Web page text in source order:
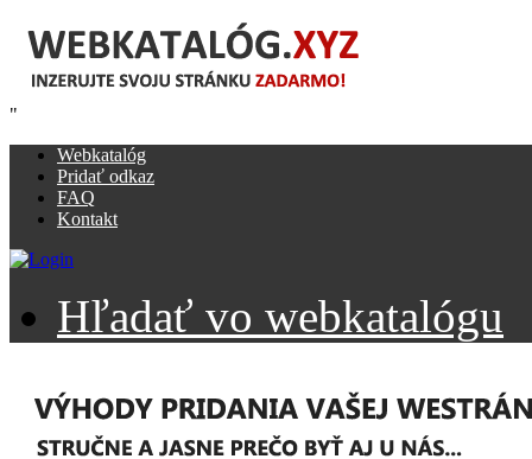
"
Webkatalóg
Pridať odkaz
FAQ
Kontakt
Hľadať vo webkatalógu